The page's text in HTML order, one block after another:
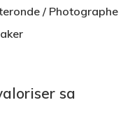
/ Photographe
sa